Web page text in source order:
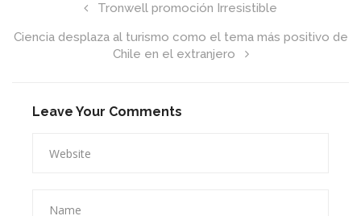
2017
Tronwell promoción Irresistible
Ciencia desplaza al turismo como el tema más positivo de
Chile en el extranjero
Leave Your Comments